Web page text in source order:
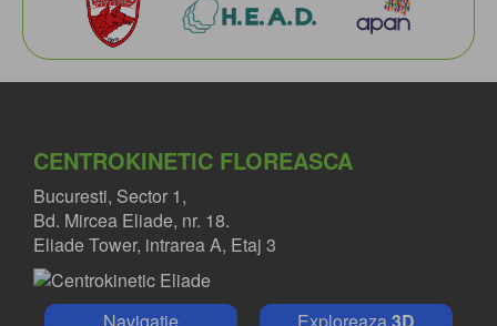
CENTROKINETIC FLOREASCA
Bucuresti, Sector 1,
Bd. Mircea Eliade, nr. 18.
Eliade Tower, intrarea A, Etaj 3
Navigatie Exploreaza 3D